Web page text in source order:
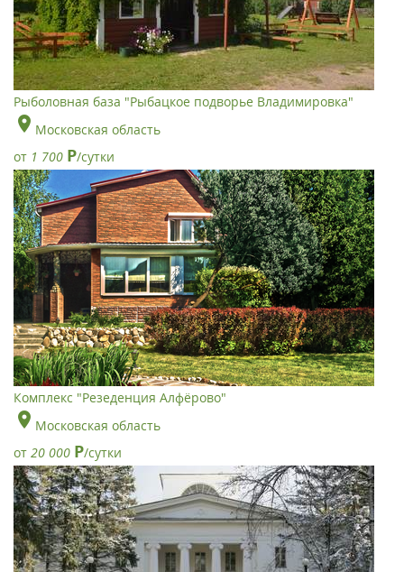
Рыболовная база "Рыбацкое подворье Владимировка"
Московская область
от 1 700 Р/сутки
Комплекс "Резеденция Алфёрово"
Московская область
от 20 000 Р/сутки